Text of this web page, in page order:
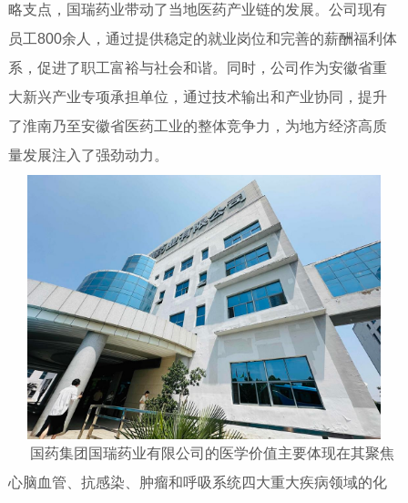
略支点，国瑞药业带动了当地医药产业链的发展。公司现有
员工800余人，通过提供稳定的就业岗位和完善的薪酬福利体
系，促进了职工富裕与社会和谐。同时，公司作为安徽省重
大新兴产业专项承担单位，通过技术输出和产业协同，提升
了淮南乃至安徽省医药工业的整体竞争力，为地方经济高质
量发展注入了强劲动力。
国药集团国瑞药业有限公司的医学价值主要体现在其聚焦
心脑血管、抗感染、肿瘤和呼吸系统四大重大疾病领域的化